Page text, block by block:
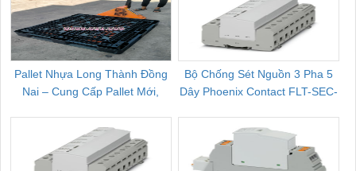
Pallet Nhựa Long Thành Đồng
Nai – Cung Cấp Pallet Mới,
Bộ Chống Sét Nguồn 3 Pha 5
Dây Phoenix Contact FLT-SEC-